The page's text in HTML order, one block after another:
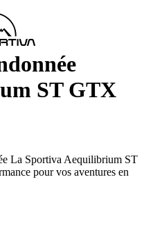
ST GTX
La Sportiva Aequilibrium ST
pour vos aventures en